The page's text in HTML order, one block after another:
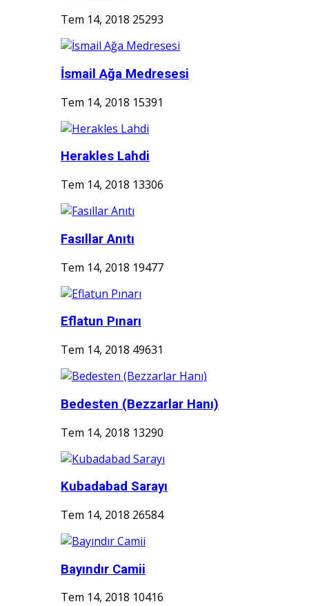
Tem 14, 2018 25293
İsmail Ağa Medresesi
Tem 14, 2018 15391
Herakles Lahdi
Tem 14, 2018 13306
Fasıllar Anıtı
Tem 14, 2018 19477
Eflatun Pınarı
Tem 14, 2018 49631
Bedesten (Bezzarlar Hanı)
Tem 14, 2018 13290
Kubadabad Sarayı
Tem 14, 2018 26584
Bayındır Camii
Tem 14, 2018 10416